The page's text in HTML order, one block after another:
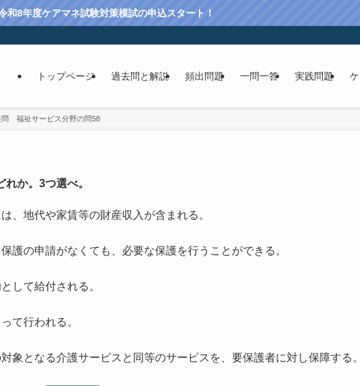
和8年度ケアマネ試験対策模試の申込スタート！
トップページ 過去問と解説 頻出問題 一問一答 実践問題
問 福祉サービス分野の問58
か。3つ選べ。
、地代や家賃等の財産収入が含まれる。
護の申請がなくても、必要な保護を行うことができる。
して給付される。
て行われる。
象となる介護サービスと同等のサービスを、要保護者に対し保障する。